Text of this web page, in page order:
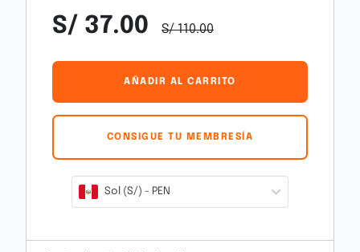
S/ 37.00 S/110.00
AÑADIR AL CARRITO
CONSIGUE TU MEMBRESÍA
Sol (S/) - PEN